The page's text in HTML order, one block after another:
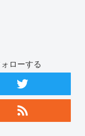
ローする